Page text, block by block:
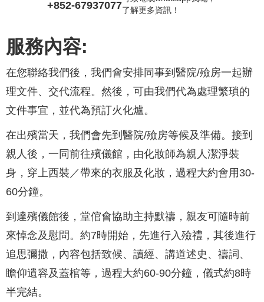
+852-67937077了解更多資訊！
服務內容:
在您聯絡我們後，我們會安排同事到醫院/殮房一起辦
理文件、交代流程。然後，可由我們代為處理繁瑣的
文件事宜，並代為預訂火化爐。
在出殯當天，我們會先到醫院/殮房等候及準備。接到
親人後，一同前往殯儀館，由化妝師為親人潔淨裝
身，穿上西裝／帶來的衣服及化妝，過程大約會用30-
60分鐘。
到達殯儀館後，堂倌會協助主持默禱，親友可隨時前
來悼念及慰問。約7時開始，先進行入殮禮，其後進行
追思彌撒，內容包括致候、讀經、講道述史、禱詞、
瞻仰遺容及蓋棺等，過程大約60-90分鐘，儀式約8時
半完結。